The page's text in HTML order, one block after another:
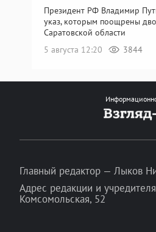
Президент РФ Владимир
указ, которым поощрены
Саратовской области
5 августа 12:20
3844
Главный редактор — Лыков
Адрес редакции и
Комсомольская, 52